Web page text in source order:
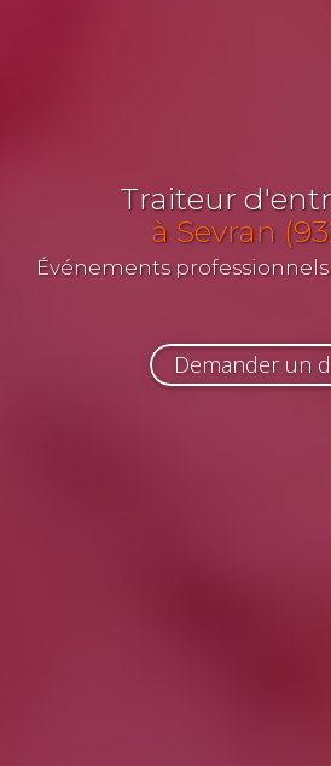
Traiteur
à Sevran
Événements
Demander un